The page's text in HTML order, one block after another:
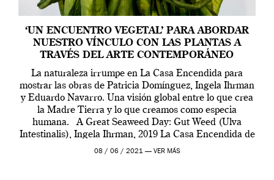
‘UN ENCUENTRO VEGETAL’ PARA ABORDAR
NUESTRO VÍNCULO CON LAS PLANTAS A
TRAVÉS DEL ARTE CONTEMPORÁNEO
La naturaleza irrumpe en La Casa Encendida para
mostrar las obras de Patricia Domínguez, Ingela Ihrman
y Eduardo Navarro. Una visión global entre lo que crea
la Madre Tierra y lo que creamos como especia
humana. A Great Seaweed Day: Gut Weed (Ulva
Intestinalis), Ingela Ihrman, 2019 La Casa Encendida de
Madrid y la Wellcome […]
08 / 06 / 2021 — VER MÁS